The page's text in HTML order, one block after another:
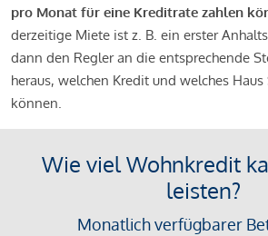
pro Monat für eine Kreditrate zahlen
derzeitige Miete ist z. B. ein erster
dann den Regler an die entsprechende
heraus, welchen Kredit und welches
können.
Wie viel Wohnkredit
leisten?
Monatlich verfügbarer